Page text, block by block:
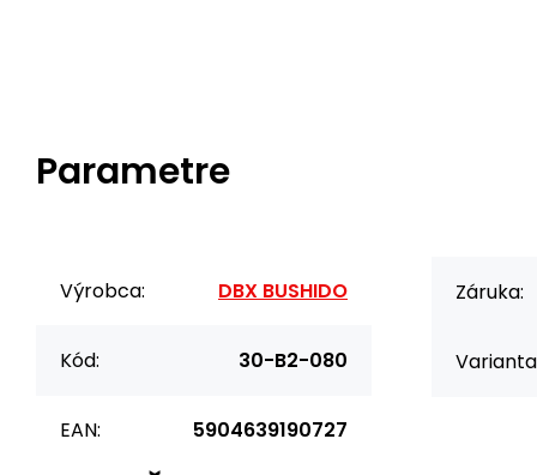
Parametre
Výrobca: DBX BUSHIDO
Kód: 30-B2-080
EAN: 5904639190727
Záruka: